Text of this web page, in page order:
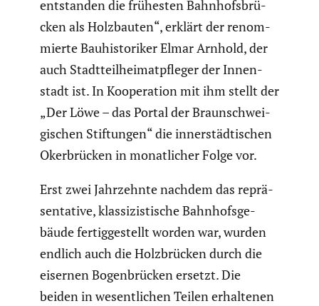
entstanden die frühesten Bahnhofs­brü­
cken als Holzbauten“, erklärt der renom­
mierte Bauhis­to­riker Elmar Arnhold, der
auch Stadt­teil­hei­mat­pfleger der Innen­
stadt ist. In Koope­ra­tion mit ihm stellt der
„Der Löwe – das Portal der Braun­schwei­
gi­schen Stiftungen“ die inner­städ­ti­schen
Okerbrü­cken in monat­li­cher Folge vor.
Erst zwei Jahrzehnte nachdem das reprä­
sen­ta­tive, klassi­zis­ti­sche Bahnhofs­ge­
bäude fertig­ge­stellt worden war, wurden
endlich auch die Holzbrü­cken durch die
eisernen Bogen­brü­cken ersetzt. Die
beiden in wesent­li­chen Teilen erhal­tenen